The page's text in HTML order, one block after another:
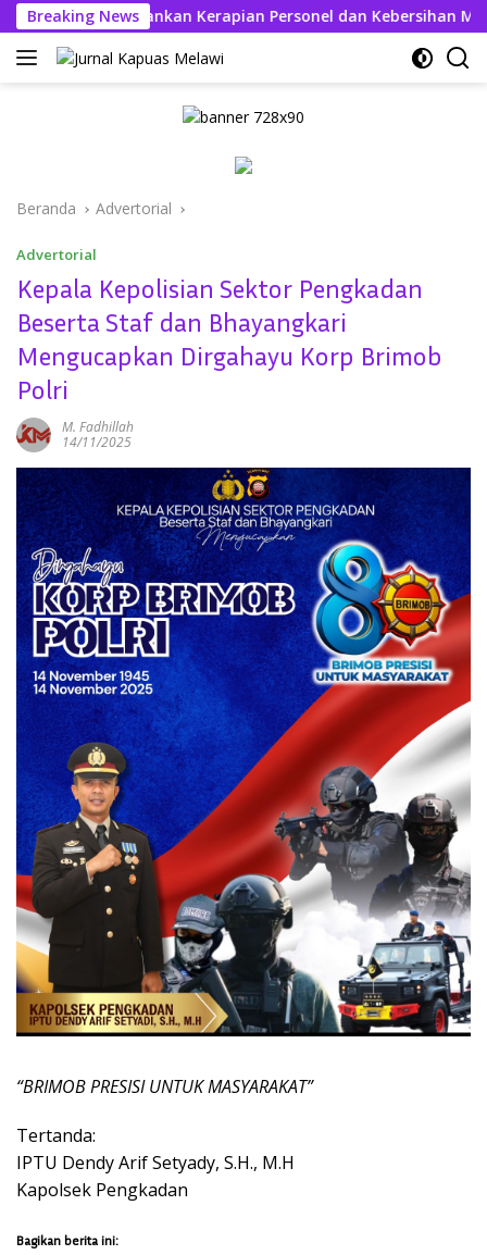
Langsung
ke
konten
Breaking News
Kahfi Tekankan Kerapian Personel dan Kebersihan Mako
Beranda Advertorial
Advertorial
Kepala Kepolisian Sektor Pengkadan
Beserta Staf dan Bhayangkari
Mengucapkan Dirgahayu Korp Brimob
Polri
M. Fadhillah
14/11/2025
“BRIMOB PRESISI UNTUK MASYARAKAT”
Tertanda:
IPTU Dendy Arif Setyady, S.H., M.H
Kapolsek Pengkadan
Bagikan berita ini: